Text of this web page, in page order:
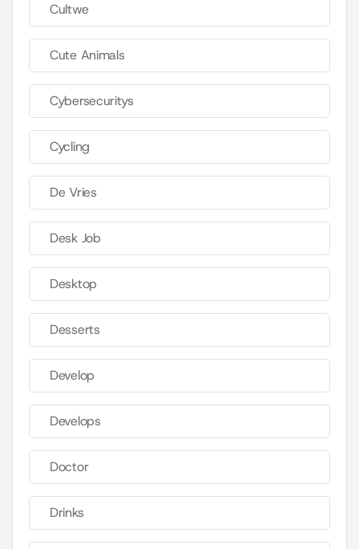
Cultwe
Cute Animals
Cybersecuritys
Cycling
De Vries
Desk Job
Desktop
Desserts
Develop
Develops
Doctor
Drinks